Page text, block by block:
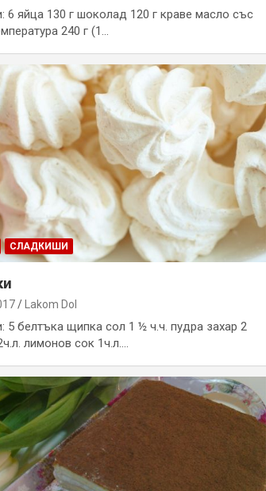
6 яйца 130 г шоколад 120 г краве масло със
240 г (1…
СЛАДКИШИ
Lakom Dol
5 белтъка щипка сол 1 ½ ч.ч. пудра захар 2
лимонов сок 1ч.л.…